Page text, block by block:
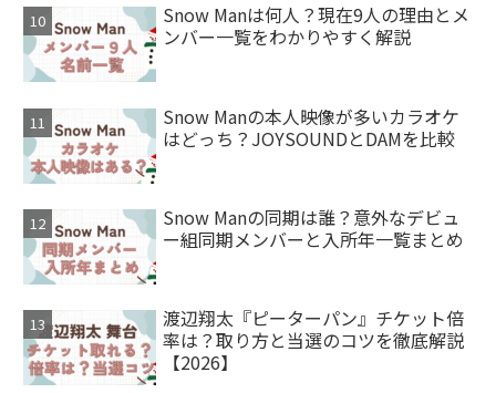
Snow Manは何人？現在9人の理由とメ
ンバー一覧をわかりやすく解説
Snow Manの本人映像が多いカラオケ
はどっち？JOYSOUNDとDAMを比較
Snow Manの同期は誰？意外なデビュ
ー組同期メンバーと入所年一覧まとめ
渡辺翔太『ピーターパン』チケット倍
率は？取り方と当選のコツを徹底解説
【2026】